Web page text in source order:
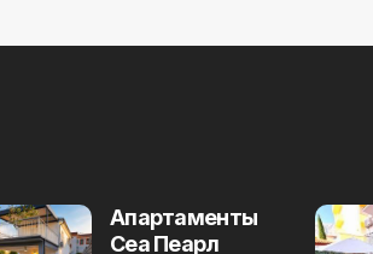
Aпартаменты
Сеа Пеарл